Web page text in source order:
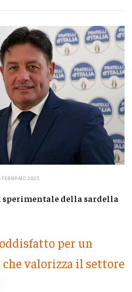
FEBBRAIO 2025
sperimentale della sardella
per un
valorizza il settore